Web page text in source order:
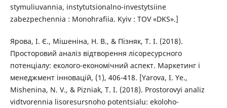
stymuliuvannia, instytutsionalno-investytsiine
zabezpechennia : Monohrafiia. Kyiv : TOV «DKS».]
Ярова, І. Є., Мішеніна, Н. В., & Пізняк, Т. І. (2018).
Просторовий аналіз відтворення лісоресурсного
потенціалу: еколого-економічний аспект. Маркетинг і
менеджмент інновацій, (1), 406-418. [Yarova, I. Ye.,
Mishenina, N. V., & Pizniak, T. I. (2018). Prostorovyi analiz
vidtvorennia lisoresursnoho potentsialu: ekoloho-